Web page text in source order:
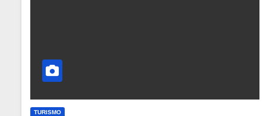
TURISMO